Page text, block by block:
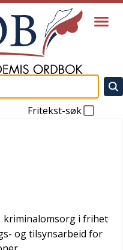
Fritekst-søk
kriminalomsorg i frihet
og tilsynsarbeid for